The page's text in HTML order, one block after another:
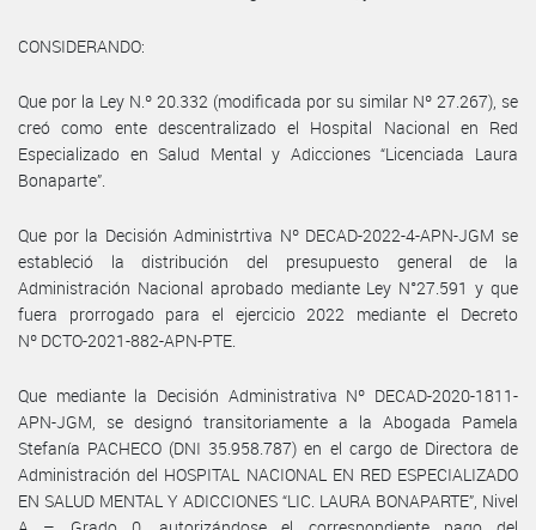
CONSIDERANDO:
Que por la Ley N.º 20.332 (modificada por su similar Nº 27.267), se
creó como ente descentralizado el Hospital Nacional en Red
Especializado en Salud Mental y Adicciones “Licenciada Laura
Bonaparte”.
Que por la Decisión Administrtiva Nº DECAD-2022-4-APN-JGM se
estableció la distribución del presupuesto general de la
Administración Nacional aprobado mediante Ley N°27.591 y que
fuera prorrogado para el ejercicio 2022 mediante el Decreto
Nº DCTO-2021-882-APN-PTE.
Que mediante la Decisión Administrativa Nº DECAD-2020-1811-
APN-JGM, se designó transitoriamente a la Abogada Pamela
Stefanía PACHECO (DNI 35.958.787) en el cargo de Directora de
Administración del HOSPITAL NACIONAL EN RED ESPECIALIZADO
EN SALUD MENTAL Y ADICCIONES “LIC. LAURA BONAPARTE”, Nivel